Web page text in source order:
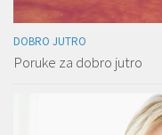
DOBRO JUTRO
Poruke za dobro jutro